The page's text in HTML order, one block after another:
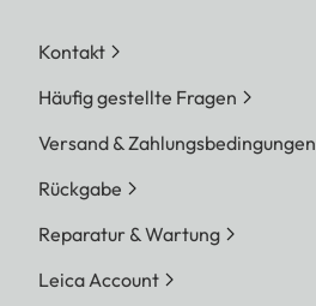
Kontakt
Häufig gestellte Fragen
Versand & Zahlungsbedingungen
Rückgabe
Reparatur & Wartung
Leica Account